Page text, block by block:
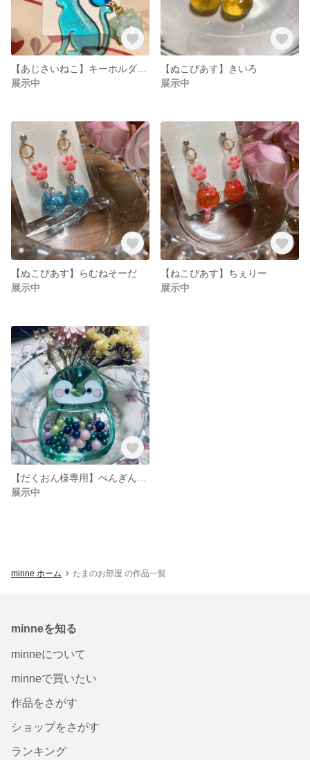
展示中
【ぬこぴあす】きいろ
展示中
【ぬこぴあす】らむねそーだ
展示中
【ねこぴあす】ちぇりー
展示中
展示中
minne ホーム たまのお部屋 の作品一覧
minneを知る
minneについて
minneで買いたい
作品をさがす
ショップをさがす
ランキング